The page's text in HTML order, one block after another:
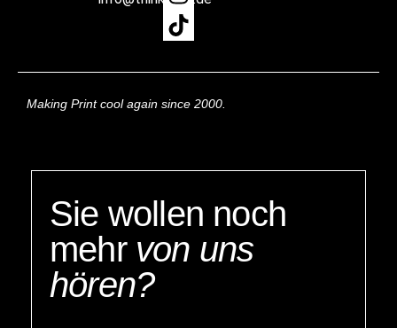
Making Print cool again since 2000.
Sie wollen noch
mehr von uns
hören?